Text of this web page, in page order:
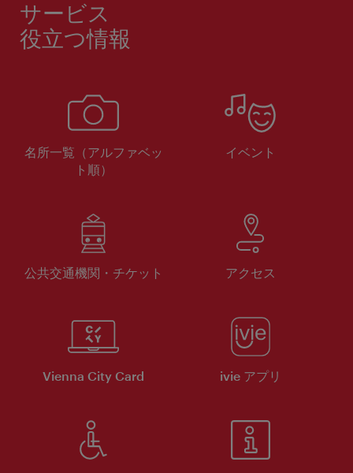
サービス
役立つ情報
名所一覧（アルファベッ
ト順）
イベント
公共交通機関・チケット アクセス
Vienna City Card ivie アプリ